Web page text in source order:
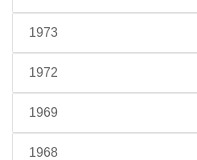
1973
1972
1969
1968